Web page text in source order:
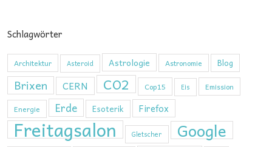
Schlagwörter
Architektur Asteroid Astrologie Astronomie Blog
Brixen CERN CO2 Cop15 Eis
Emission
Energie
Erde Esoterik Firefox
Freitagsalon Gletscher Google